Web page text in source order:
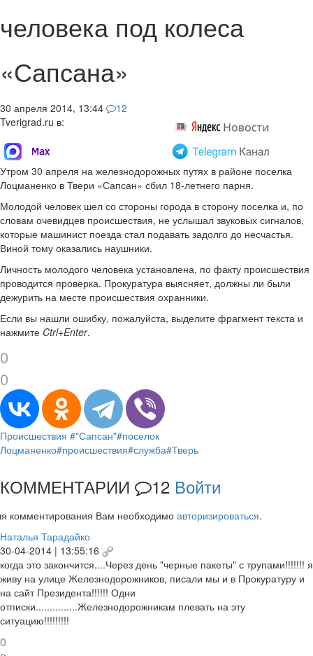
человека под колеса
«Сапсана»
30 апреля 2014, 13:44
12
Tverigrad.ru в:
Утром 30 апреля на железнодорожных путях в районе поселка
Лоцманенко в Твери «Сапсан» сбил 18-летнего парня.
Молодой человек шел со стороны города в сторону поселка и, по
словам очевидцев происшествия, не услышал звуковых сигналов,
которые машинист поезда стал подавать задолго до несчастья.
Виной тому оказались наушники.
Личность молодого человека установлена, по факту происшествия
проводится проверка. Прокуратура выясняет, должны ли были
дежурить на месте происшествия охранники.
Если вы нашли ошибку, пожалуйста, выделите фрагмент текста и
нажмите Ctrl+Enter.
0
0
Происшествия #"Сапсан"#поселок
Лоцманенко#происшествия#служба#Тверь
КОММЕНТАРИИ 12 Войти
комментирования Вам необходимо авторизироваться.
Наталья Тарадайко
30-04-2014 | 13:55:16
когда это закончится....Через день "черные пакеты" с трупами!!!!!!! я
живу на улице Железнодорожников, писали мы и в Прокуратуру и
на сайт Президента!!!!!! Одни
отписки...............Железнодорожникам плевать на эту
ситуацию!!!!!!!!!
0